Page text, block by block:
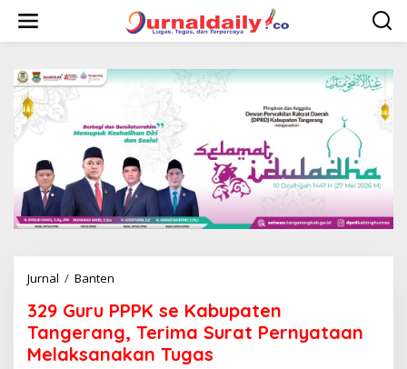
w
Jurnal / Banten
9
G
u
r
329 Guru PPPK se Kabupaten
Tangerang, Terima Surat Pernyataan
Melaksanakan Tugas